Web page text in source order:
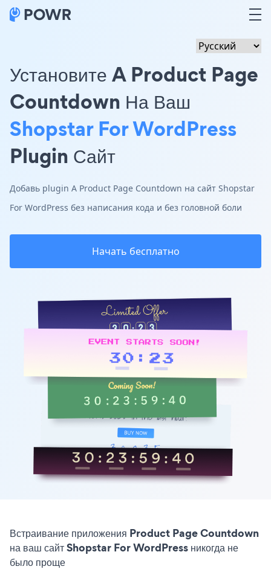
Установите A Product Page
Countdown На Ваш
Shopstar For WordPress
Plugin Сайт
Добавь plugin A Product Page Countdown на сайт Shopstar
For WordPress без написания кода и без головной боли
Начать бесплатно
Встраивание приложения Product Page Countdown
на ваш сайт Shopstar For WordPress никогда не
было проще